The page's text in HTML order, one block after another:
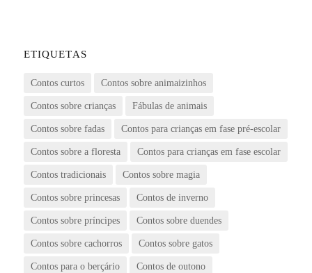
ETIQUETAS
Contos curtos Contos sobre animaizinhos
Contos sobre crianças Fábulas de animais
Contos sobre fadas Contos para crianças em fase pré-escolar
Contos sobre a floresta Contos para crianças em fase escolar
Contos tradicionais Contos sobre magia
Contos sobre princesas Contos de inverno
Contos sobre príncipes Contos sobre duendes
Contos sobre cachorros Contos sobre gatos
Contos para o berçário Contos de outono